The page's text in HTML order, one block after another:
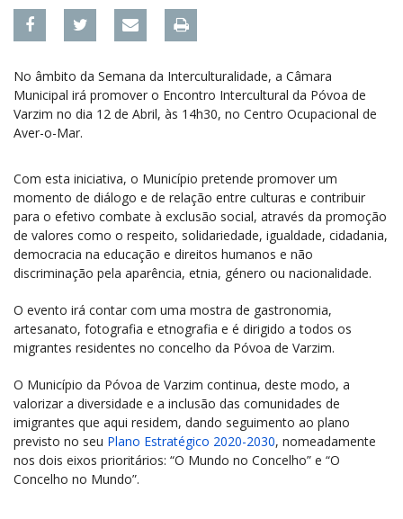
No âmbito da Semana da Interculturalidade, a Câmara
Municipal irá promover o Encontro Intercultural da Póvoa de
Varzim no dia 12 de Abril, às 14h30, no Centro Ocupacional de
Aver-o-Mar.
Com esta iniciativa, o Município pretende promover um
momento de diálogo e de relação entre culturas e contribuir
para o efetivo combate à exclusão social, através da promoção
de valores como o respeito, solidariedade, igualdade, cidadania,
democracia na educação e direitos humanos e não
discriminação pela aparência, etnia, género ou nacionalidade.
O evento irá contar com uma mostra de gastronomia,
artesanato, fotografia e etnografia e é dirigido a todos os
migrantes residentes no concelho da Póvoa de Varzim.
O Município da Póvoa de Varzim continua, deste modo, a
valorizar a diversidade e a inclusão das comunidades de
imigrantes que aqui residem, dando seguimento ao plano
previsto no seu Plano Estratégico 2020-2030, nomeadamente
nos dois eixos prioritários: “O Mundo no Concelho” e “O
Concelho no Mundo”.